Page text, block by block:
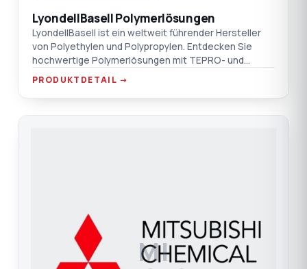
LyondellBasell Polymerlösungen
LyondellBasell ist ein weltweit führender Hersteller
von Polyethylen und Polypropylen. Entdecken Sie
hochwertige Polymerlösungen mit TEPRO- und
Nexeo-Garantie.
PRODUKTDETAIL →
MI